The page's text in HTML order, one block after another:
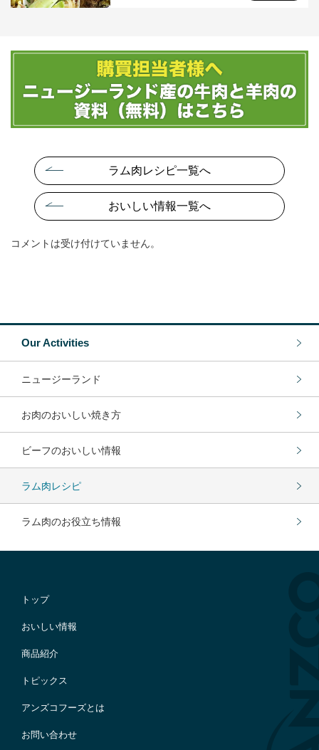
ラム肉レシピ一覧へ
おいしい情報一覧へ
コメントは受け付けていません。
Our Activities
ニュージーランド
お肉のおいしい焼き方
ビーフのおいしい情報
ラム肉レシピ
ラム肉のお役立ち情報
トップ
おいしい情報
商品紹介
トピックス
アンズコフーズとは
お問い合わせ